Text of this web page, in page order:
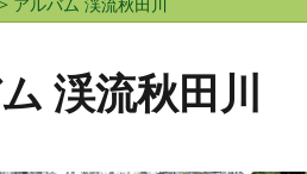
アルバム 渓流秋田川
渓流秋田川